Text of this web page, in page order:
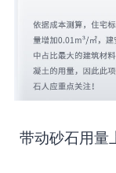
带动砂石用量